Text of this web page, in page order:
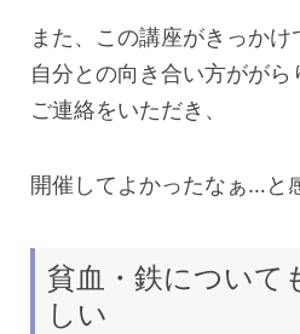
また、この講座がきっかけ
自分との向き合い方ががら
ご連絡をいただき、
開催してよかったなぁ…と
貧血・鉄について
しい